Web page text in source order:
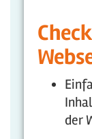
der